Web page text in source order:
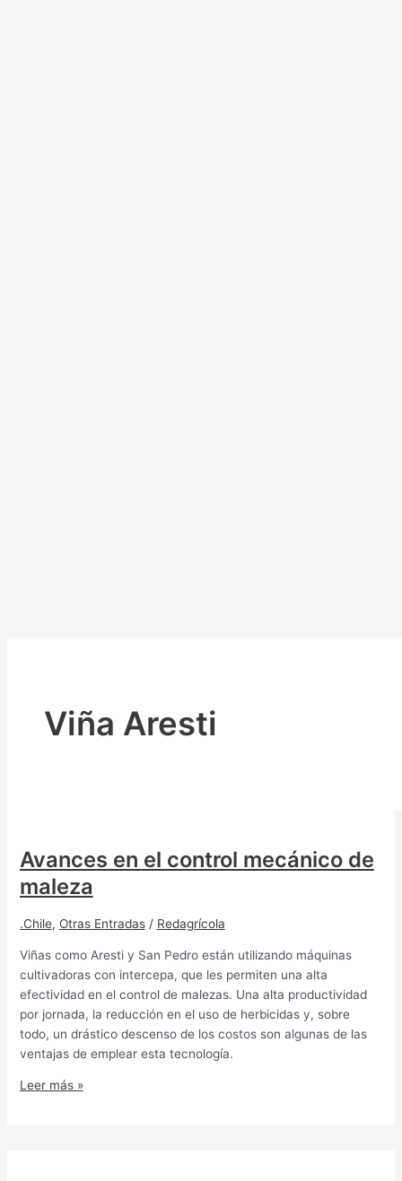
Viña Aresti
Avances en el control mecánico de
maleza
.Chile, Otras Entradas/ Redagrícola
Viñas como Aresti y San Pedro están utilizando máquinas
cultivadoras con intercepa, que les permiten una alta
efectividad en el control de malezas. Una alta productividad
por jornada, la reducción en el uso de herbicidas y, sobre
todo, un drástico descenso de los costos son algunas de las
ventajas de emplear esta tecnología.
Leer más »